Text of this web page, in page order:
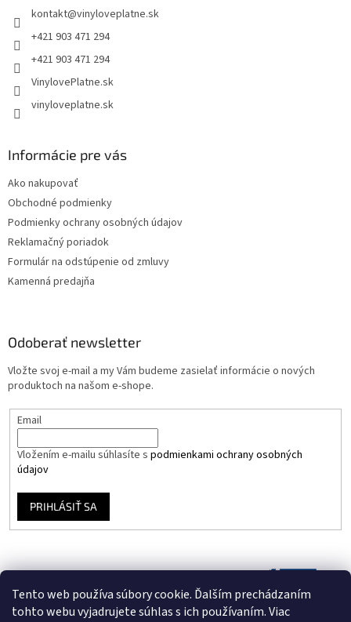
Tento web používa súbory cookie. Ďalším prechádzaním
tohto webu vyjadrujete súhlas s ich používaním. Viac
kontakt@vinyloveplatne.sk
+421 903 471 294
+421 903 471 294
VinylovePlatne.sk
vinyloveplatne.sk
Informácie pre vás
Ako nakupovať
Obchodné podmienky
Podmienky ochrany osobných údajov
Reklamačný poriadok
Formulár na odstúpenie od zmluvy
Kamenná predajňa
Odoberať newsletter
Vložte svoj e-mail a my Vám budeme zasielať informácie o nových
produktoch na našom e-shope.
Email
Vložením e-mailu súhlasíte s podmienkami ochrany osobných
údajov
PRIHLÁSIŤ SA